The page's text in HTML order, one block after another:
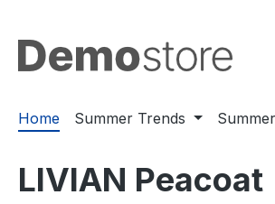
Home Summer Trends
LIVIAN Peacoat